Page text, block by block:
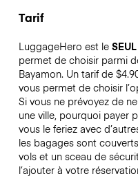
Tarif
LuggageHero est le SEUL
permet de choisir parmi
Bayamon. Un tarif de
vous permet de choisir
Si vous ne prévoyez de
une ville, pourquoi payer
vous le feriez avec
les bagages sont
vols et un sceau de
l’ajouter à votre